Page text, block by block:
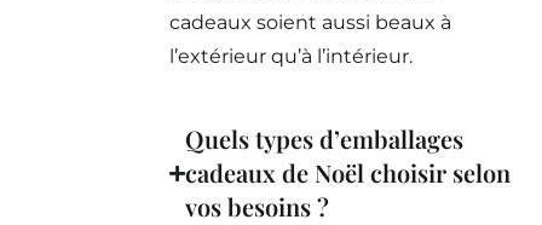
cadeaux soient aussi beaux à
l’extérieur qu’à l’intérieur.
Quels types d’emballages
cadeaux de Noël choisir selon
vos besoins ?